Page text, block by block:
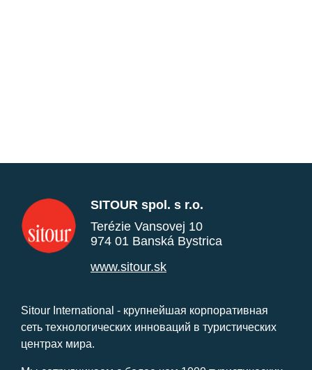
SITOUR spol. s r.o.
Terézie Vansovej 10
974 01 Banská Bystrica
www.sitour.sk
Sitour International - крупнейшая корпоративная
сеть технологических инноваций в туристических
центрах мира.